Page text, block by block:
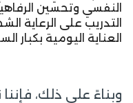
النفسي وتحسين
التدريب على الرعاية
العناية اليومية
وبناءً على ذلك،